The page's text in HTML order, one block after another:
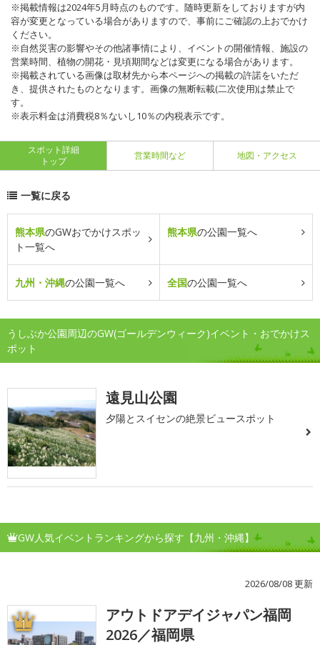
※掲載情報は2024年5月時点のものです。随時更新をしておりますが内
容が変更となっている場合がありますので、事前にご確認の上おでかけ
ください。
※自然災害の影響やその他諸事情により、イベントの開催情報、施設の
営業時間、植物の開花・見頃期間などは変更になる場合があります。
※掲載されている画像は取材先から本ページへの掲載の許諾をいただ
き、提供されたものとなります。画像の無断転載(二次使用)は禁止で
す。
※表示料金は消費税8％ないし10％の内税表示です。
スポット詳細
トップ
営業時間など 地図・アクセス
一覧に戻る
熊本県のGWおでかけスポッ
ト一覧へ
熊本県の公園一覧へ
九州・沖縄の公園一覧へ 全国の公園一覧へ
うしぶか公園周辺のGW(ゴールデンウィーク)イベント・おでかけス
ポット
遠見山公園
夕陽とスイセンの絶景ビュースポット
GW人気イベントランキングから探す【九州・沖縄】
2026/08/08 更新
1
アウトドアデイジャパン福岡
2026／福岡県